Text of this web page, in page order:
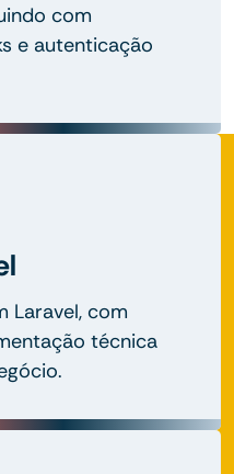
com
e autenticação
Laravel, com
técnica